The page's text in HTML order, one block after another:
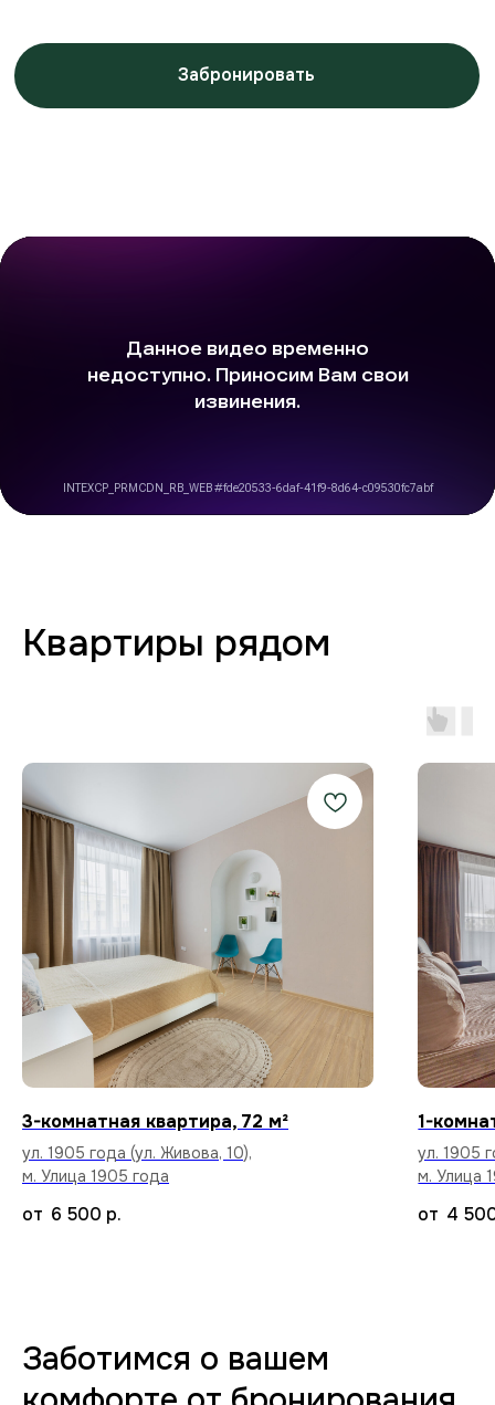
3-комнатная квартира, 72 м²
ул. 1905 года (ул. Живова, 10),
м. Улица 1905 года
6 500 р.
1-
ул. 1905
м. Улица
4
Заботимся о вашем
до выезда
Любая форма оплаты
Высокоскоростной интернет в каждой
квартире бесплатно.
Стабильный Wi-Fi
70+ вариантов квартир
Тщательный клининг и дезинфекция
поверхностей, чтобы вы заселились
Уборка после каждого
арендатора